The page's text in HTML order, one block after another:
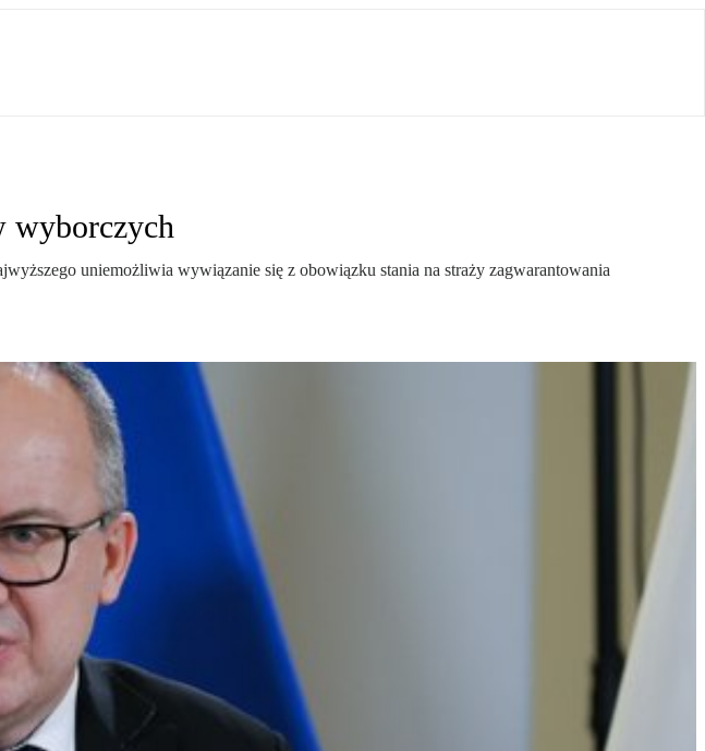
wyborczych
uniemożliwia wywiązanie się z obowiązku stania na straży zagwarantowania